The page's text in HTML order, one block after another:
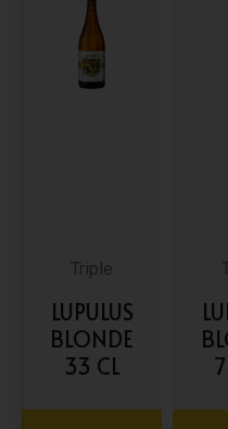
Triple
LUPULUS
BLONDE
33 CL